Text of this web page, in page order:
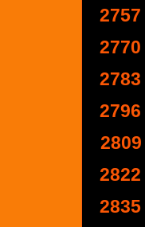
2757
2770
2783
2796
2809
2822
2835